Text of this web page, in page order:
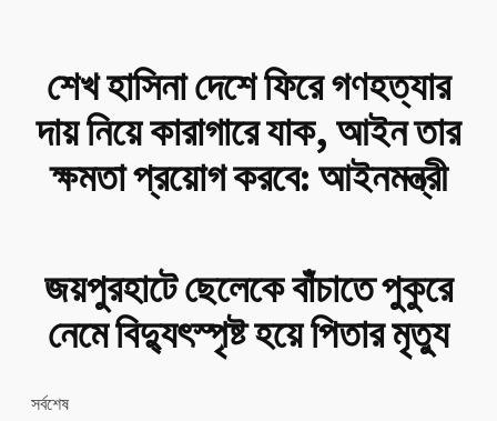
শেখ হাসিনা দেশে ফিরে গণহত্যার
দায় নিয়ে কারাগারে যাক, আইন তার
ক্ষমতা প্রয়োগ করবে: আইনমন্ত্রী
জয়পুরহাটে ছেলেকে বাঁচাতে পুকুরে
নেমে বিদ্যুৎস্পৃষ্ট হয়ে পিতার মৃত্যু
সর্বশেষ